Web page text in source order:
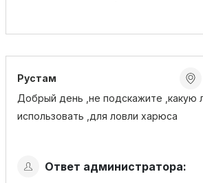
Рустам
Добрый день ,не подскажите ,какую
использовать ,для ловли харюса
Ответ администратора: